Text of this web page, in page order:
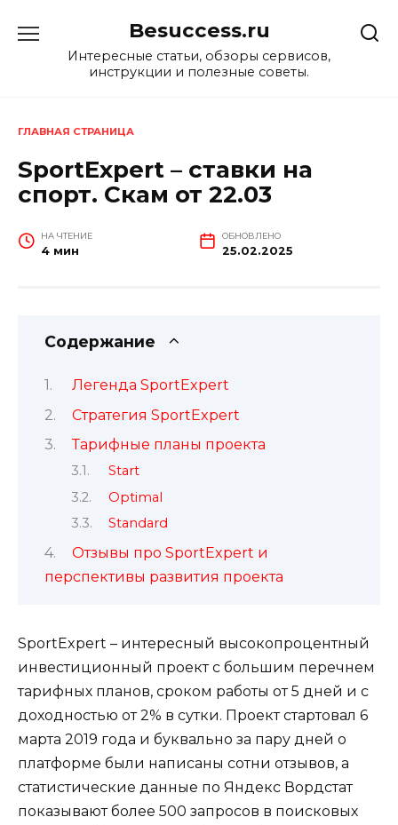
содержанию
Besuccess.ru
Интересные статьи, обзоры сервисов,
инструкции и полезные советы.
ГЛАВНАЯ СТРАНИЦА
SportExpert – ставки на
спорт. Скам от 22.03
НА ЧТЕНИЕ
4 мин
ОБНОВЛЕНО
25.02.2025
Содержание
Легенда SportExpert
Стратегия SportExpert
Тарифные планы проекта
Start
Optimal
Standard
Отзывы про SportExpert и
перспективы развития проекта
SportExpert – интересный высокопроцентный
инвестиционный проект с большим перечнем
тарифных планов, сроком работы от 5 дней и с
доходностью от 2% в сутки. Проект стартовал 6
марта 2019 года и буквально за пару дней о
платформе были написаны сотни отзывов, а
статистические данные по Яндекс Вордстат
показывают более 500 запросов в поисковых